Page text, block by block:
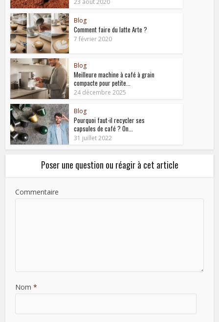
Blog
Comment faire du latte Arte ?
7 février 2020
Blog
Meilleure machine à café à grain
compacte pour petite...
24 décembre 2025
Blog
Pourquoi faut-il recycler ses
capsules de café ? On...
31 juillet 2022
Poser une question ou réagir à cet article
Commentaire
Nom*